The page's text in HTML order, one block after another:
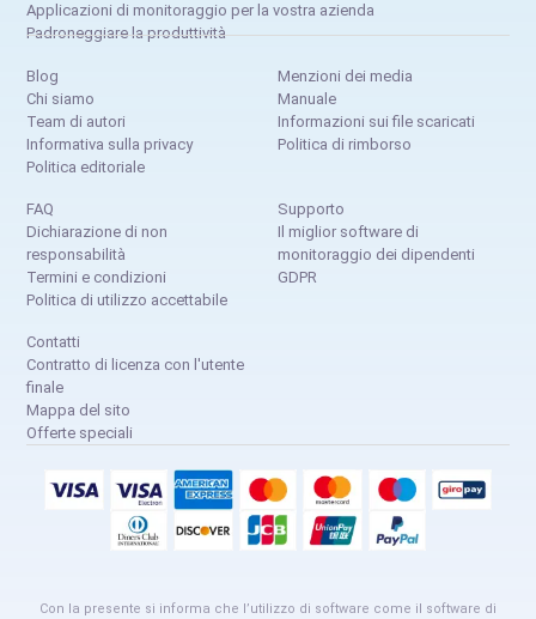
Applicazioni di monitoraggio per la vostra azienda
Padroneggiare la produttività
Blog
Chi siamo
Team di autori
Informativa sulla privacy
Politica editoriale
Menzioni dei media
Manuale
Informazioni sui file scaricati
Politica di rimborso
FAQ
Dichiarazione di non
responsabilità
Termini e condizioni
Politica di utilizzo accettabile
Supporto
Il miglior software di
monitoraggio dei dipendenti
GDPR
Contatti
Contratto di licenza con l'utente
finale
Mappa del sito
Offerte speciali
Con la presente si informa che l’utilizzo di software come il software di